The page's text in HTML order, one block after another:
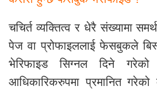
चचिर्त व्यक्तित्व र धेरै संख्यामा
पेज वा प्रोफाइललाई फेसबुकले
भेरिफाइड सिग्नल दिने
आधिकारिकरुपमा प्रमानित गरेको